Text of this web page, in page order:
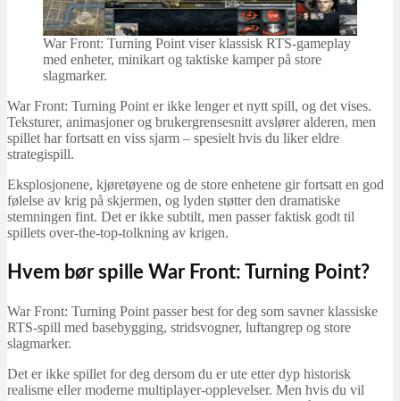
War Front: Turning Point viser klassisk RTS-gameplay
med enheter, minikart og taktiske kamper på store
slagmarker.
War Front: Turning Point er ikke lenger et nytt spill, og det vises.
Teksturer, animasjoner og brukergrensesnitt avslører alderen, men
spillet har fortsatt en viss sjarm – spesielt hvis du liker eldre
strategispill.
Eksplosjonene, kjøretøyene og de store enhetene gir fortsatt en god
følelse av krig på skjermen, og lyden støtter den dramatiske
stemningen fint. Det er ikke subtilt, men passer faktisk godt til
spillets over-the-top-tolkning av krigen.
Hvem bør spille War Front: Turning Point?
War Front: Turning Point passer best for deg som savner klassiske
RTS-spill med basebygging, stridsvogner, luftangrep og store
slagmarker.
Det er ikke spillet for deg dersom du er ute etter dyp historisk
realisme eller moderne multiplayer-opplevelser. Men hvis du vil